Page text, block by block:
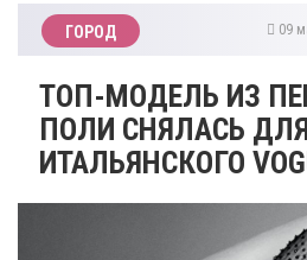
ГОРОД 09
ТОП-МОДЕЛЬ ИЗ
ПОЛИ СНЯЛАСЬ
ИТАЛЬЯНСКОГО